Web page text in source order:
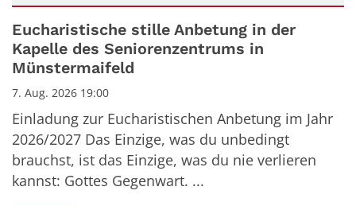
Datum: 7. August 2026
Eucharistische stille Anbetung in der
Kapelle des Seniorenzentrums in
Münstermaifeld
7. Aug. 2026 19:00
Einladung zur Eucharistischen Anbetung im Jahr
2026/2027 Das Einzige, was du unbedingt
brauchst, ist das Einzige, was du nie verlieren
kannst: Gottes Gegenwart. ...